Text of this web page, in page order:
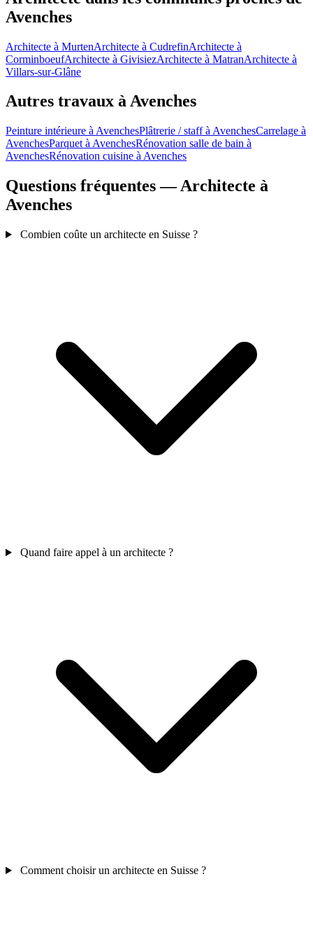
Avenches
Architecte à MurtenArchitecte à CudrefinArchitecte à
CorminboeufArchitecte à GivisiezArchitecte à MatranArchitecte à
Villars-sur-Glâne
Autres travaux à Avenches
Peinture intérieure à AvenchesPlâtrerie / staff à AvenchesCarrelage à
AvenchesParquet à AvenchesRénovation salle de bain à
AvenchesRénovation cuisine à Avenches
Questions fréquentes — Architecte à
Avenches
Combien coûte un architecte en Suisse ?
Quand faire appel à un architecte ?
Comment choisir un architecte en Suisse ?